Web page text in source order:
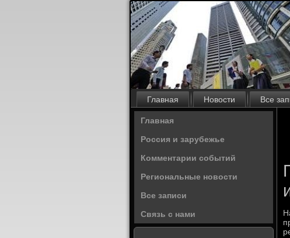
Главная Новости Все
Главная
Россия и зарубежье
Комментарии событий
Региональные новости
Все записи
Связь с нами